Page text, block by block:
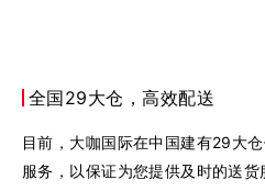
全国29大仓，高效配送
目前，大咖国际在中国建有29大
服务，以保证为您提供及时的送货